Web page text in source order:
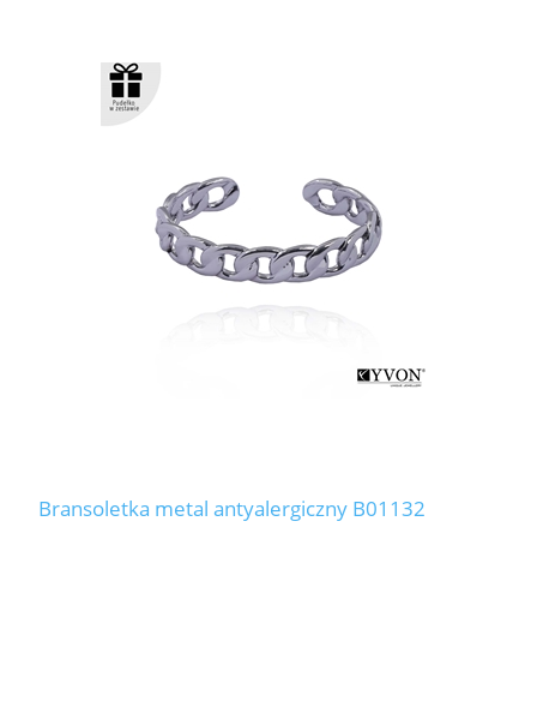
Bransoletka metal antyalergiczny B01132